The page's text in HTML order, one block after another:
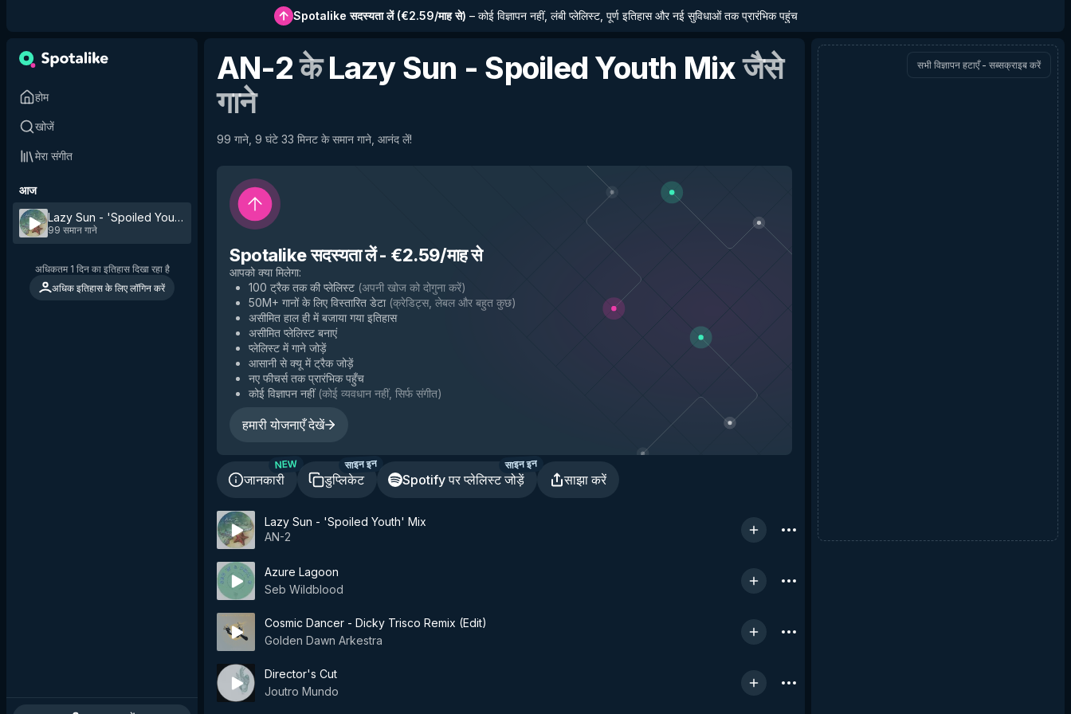
Spotalike सदस्यता लें(€2.59/माह से) – कोई विज्ञापन नहीं, लंबी प्लेलिस्ट, पूर्ण इतिहास और नई सुविधाओं तक प्रारंभिक पहुंच
होम
खोजें
मेरा संगीत
आज
Lazy Sun - 'Spoiled Youth' Mix
AN-2
99 समान गाने
अधिकतम 1 दिन का इतिहास दिखा रहा है
अधिक इतिहास के लिए लॉगिन करें
AN-2केLazy Sun - Spoiled Youth Mixजैसे
गाने
99 गाने, 9 घंटे 33 मिनट के समान गाने, आनंद लें!
Spotalike सदस्यता लें- €2.59/माह से
आपको क्या मिलेगा:
100 ट्रैक तक की प्लेलिस्ट (अपनी खोज को दोगुना करें)
50M+ गानों के लिए विस्तारित डेटा (क्रेडिट्स, लेबल और बहुत कुछ)
असीमित हाल ही में बजाया गया इतिहास
असीमित प्लेलिस्ट बनाएं
प्लेलिस्ट में गाने जोड़ें
आसानी से क्यू में ट्रैक जोड़ें
नए फीचर्स तक प्रारंभिक पहुँच
कोई विज्ञापन नहीं (कोई व्यवधान नहीं, सिर्फ संगीत)
हमारी योजनाएँ देखें
जानकारी
NEW
डुप्लिकेट
साइन इन
Spotify पर प्लेलिस्ट जोड़ें
साइन इन
साझा करें
Lazy Sun - 'Spoiled Youth' Mix
AN-2
Azure Lagoon
Seb Wildblood
Cosmic Dancer - Dicky Trisco Remix (Edit)
Golden Dawn Arkestra
Director's Cut
Joutro Mundo
सभी विज्ञापन हटाएँ - सब्सक्राइब करें